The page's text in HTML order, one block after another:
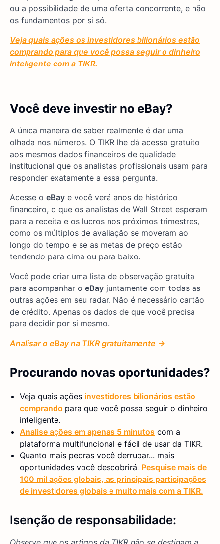
ou a possibilidade de uma oferta concorrente, e não
os fundamentos por si só.
Veja quais ações os investidores bilionários estão
comprando para que você possa seguir o dinheiro
inteligente com a TIKR.
Você deve investir no eBay?
A única maneira de saber realmente é dar uma
olhada nos números. O TIKR lhe dá acesso gratuito
aos mesmos dados financeiros de qualidade
institucional que os analistas profissionais usam para
responder exatamente a essa pergunta.
Acesse o eBay e você verá anos de histórico
financeiro, o que os analistas de Wall Street esperam
para a receita e os lucros nos próximos trimestres,
como os múltiplos de avaliação se moveram ao
longo do tempo e se as metas de preço estão
tendendo para cima ou para baixo.
Você pode criar uma lista de observação gratuita
para acompanhar o eBay juntamente com todas as
outras ações em seu radar. Não é necessário cartão
de crédito. Apenas os dados de que você precisa
para decidir por si mesmo.
Analisar o eBay na TIKR gratuitamente →
Procurando novas oportunidades?
Veja quais ações investidores bilionários estão
comprando para que você possa seguir o dinheiro
inteligente.
Analise ações em apenas 5 minutos com a
plataforma multifuncional e fácil de usar da TIKR.
Quanto mais pedras você derrubar... mais
oportunidades você descobrirá. Pesquise mais de
100 mil ações globais, as principais participações
de investidores globais e muito mais com a TIKR.
Isenção de responsabilidade:
Observe que os artigos da TIKR não se destinam a